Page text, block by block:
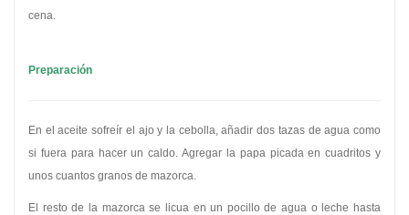
cena.
Preparación
En el aceite sofreír el ajo y la cebolla, añadir dos tazas de agua como
si fuera para hacer un caldo. Agregar la papa picada en cuadritos y
unos cuantos granos de mazorca.
El resto de la mazorca se licua en un pocillo de agua o leche hasta